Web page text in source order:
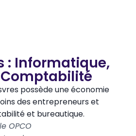
: Informatique,
Comptabilité
possède une économie
des entrepreneurs et
et bureautique.
OPCO